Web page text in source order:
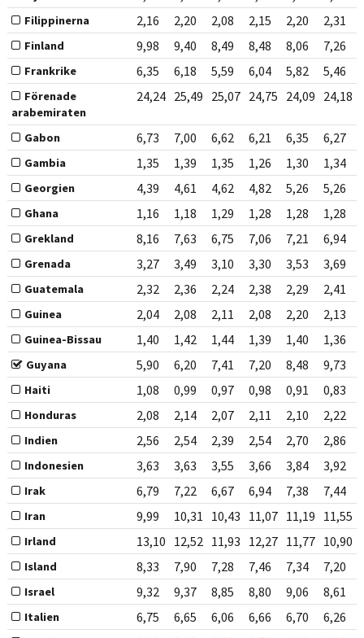
Filippinerna 2,16 2,20 2,08 2,15 2,20 2,31
Finland 9,98 9,40 8,49 8,48 8,06 7,26
Frankrike 6,35 6,18 5,59 6,04 5,82 5,46
Förenade
arabemiraten
24,24 25,49 25,07 24,75 24,09 24,18
Gabon 6,73 7,00 6,62 6,21 6,35 6,27
Gambia 1,35 1,39 1,35 1,26 1,30 1,34
Georgien 4,39 4,61 4,62 4,82 5,26 5,26
Ghana 1,16 1,18 1,29 1,28 1,28 1,28
Grekland 8,16 7,63 6,75 7,06 7,21 6,94
Grenada 3,27 3,49 3,10 3,30 3,53 3,69
Guatemala 2,32 2,36 2,24 2,38 2,29 2,41
Guinea 2,04 2,08 2,11 2,08 2,20 2,13
Guinea-Bissau 1,40 1,42 1,44 1,39 1,40 1,36
Guyana 5,90 6,20 7,41 7,20 8,48 9,73
Haiti 1,08 0,99 0,97 0,98 0,91 0,83
Honduras 2,08 2,14 2,07 2,11 2,10 2,22
Indien 2,56 2,54 2,39 2,54 2,70 2,86
Indonesien 3,63 3,63 3,55 3,66 3,84 3,92
Irak 6,79 7,22 6,67 6,94 7,38 7,44
Iran 9,99 10,31 10,43 11,07 11,19 11,55
Irland 13,10 12,52 11,93 12,27 11,77 10,90
Island 8,33 7,90 7,28 7,46 7,34 7,20
Israel 9,32 9,37 8,85 8,80 9,06 8,61
Italien 6,75 6,65 6,06 6,66 6,70 6,26